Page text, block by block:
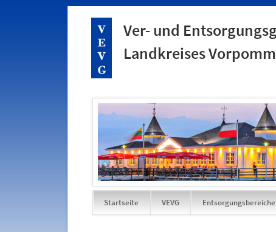
Ver- und
Landkreises
Startseite VEVG Entsorgungsbereiche